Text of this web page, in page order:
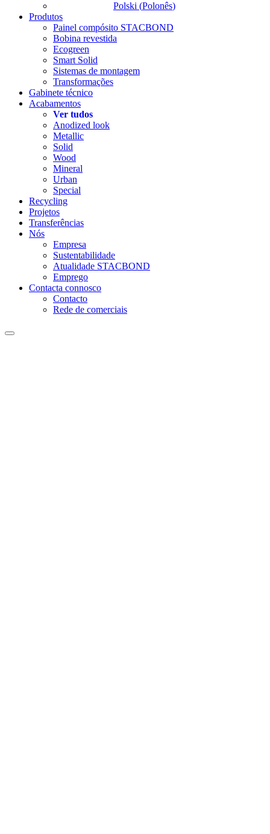
Polski (Polonês)
Produtos
Painel compósito STACBOND
Bobina revestida
Ecogreen
Smart Solid
Sistemas de montagem
Transformações
Gabinete técnico
Acabamentos
Ver tudos
Anodized look
Metallic
Solid
Wood
Mineral
Urban
Special
Recycling
Projetos
Transferências
Nós
Empresa
Sustentabilidade
Atualidade STACBOND
Emprego
Contacta connosco
Contacto
Rede de comerciais